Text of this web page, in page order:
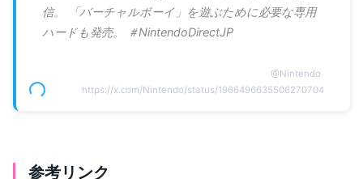
信。 「バーチャルボーイ」を遊ぶために必要な専用
ハードも発売。 ＃NintendoDirectJP
@Nintendo
https://x.com/Nintendo/status/1966496635506270704
参考リンク